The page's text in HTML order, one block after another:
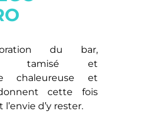
du bar,
tamisé et
chaleureuse et
cette fois
d’y rester.